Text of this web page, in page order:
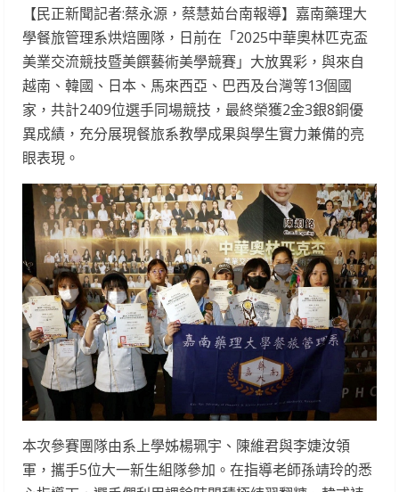
【民正新聞記者:蔡永源，蔡慧茹台南報導】嘉南藥理大
學餐旅管理系烘焙團隊，日前在「2025中華奧林匹克盃
美業交流競技暨美饌藝術美學競賽」大放異彩，與來自
越南、韓國、日本、馬來西亞、巴西及台灣等13個國
家，共計2409位選手同場競技，最終榮獲2金3銀8銅優
異成績，充分展現餐旅系教學成果與學生實力兼備的亮
眼表現。
本次參賽團隊由系上學姊楊珮宇、陳維君與李婕汝領
軍，攜手5位大一新生組隊參加。在指導老師孫靖玲的悉